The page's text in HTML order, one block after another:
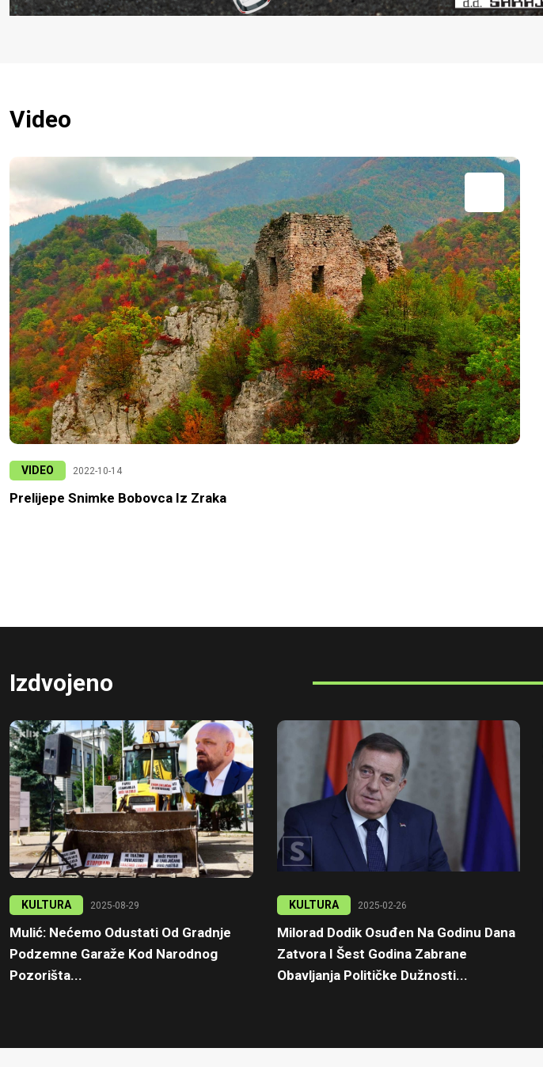
Video
VIDEO 2022-10-14
Prelijepe Snimke Bobovca Iz Zraka
Izdvojeno
KULTURA 2025-08-29
Mulić: Nećemo Odustati Od Gradnje
Podzemne Garaže Kod Narodnog
Pozorišta...
KULTURA 2025-02-26
Milorad Dodik Osuđen Na Godinu Dana
Zatvora I Šest Godina Zabrane
Obavljanja Političke Dužnosti...